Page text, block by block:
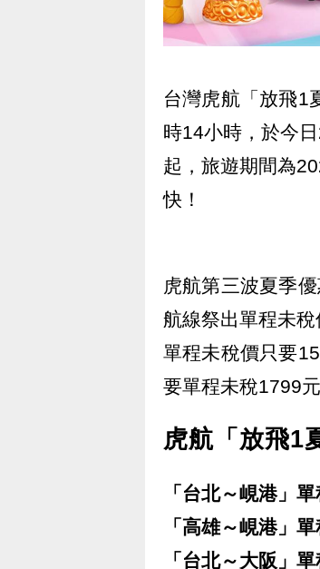
台灣虎航「放飛1
時14小時，於今
起，旅遊期間為
快！
虎航第三波夏季
航線祭出單程未
單程未稅價只要
要單程未稅1799元
虎航「放飛1
「台北～峴港」
「高雄～峴港」
「台北～大阪」